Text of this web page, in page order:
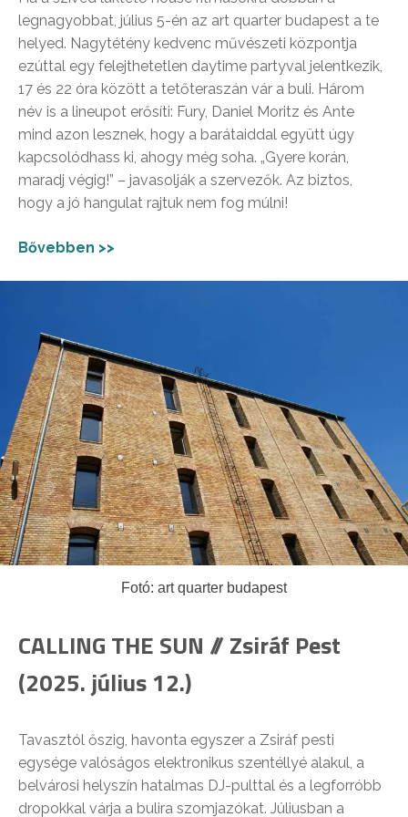
legnagyobbat, július 5-én az art quarter budapest a te
helyed. Nagytétény kedvenc művészeti központja
ezúttal egy felejthetetlen daytime partyval jelentkezik,
17 és 22 óra között a tetőteraszán vár a buli. Három
név is a lineupot erősíti: Fury, Daniel Moritz és Ante
mind azon lesznek, hogy a barátaiddal együtt úgy
kapcsolódhass ki, ahogy még soha. „Gyere korán,
maradj végig!” – javasolják a szervezők. Az biztos,
hogy a jó hangulat rajtuk nem fog múlni!
Bővebben >>
Fotó: art quarter budapest
CALLING THE SUN // Zsiráf Pest
(2025. július 12.)
Tavasztól őszig, havonta egyszer a Zsiráf pesti
egysége valóságos elektronikus szentéllyé alakul, a
belvárosi helyszín hatalmas DJ-pulttal és a legforróbb
dropokkal várja a bulira szomjazókat. Júliusban a